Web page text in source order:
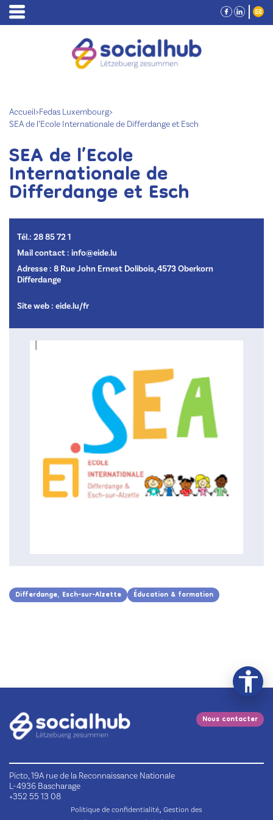
Accueil>Fedas Luxembourg>
SEA de l’Ecole Internationale de Differdange et Esch
SEA de l’Ecole
Internationale de
Differdange et Esch
Tél.: 28 85 72 1
Mail contact : info@eide.lu
Adresse : 8 Rue John Ernest Dolibois, 4573 Oberkorn
Differdange
Site web : eide.lu/fr
Differdange, Esch-sur-Alzette Éducation & formation
Nous contacter
Picto, 19A rue de la Reconnaissance Nationale
L-4936 Bascharage
+352 55 13 08
Politique de confidentialité, Gestion des